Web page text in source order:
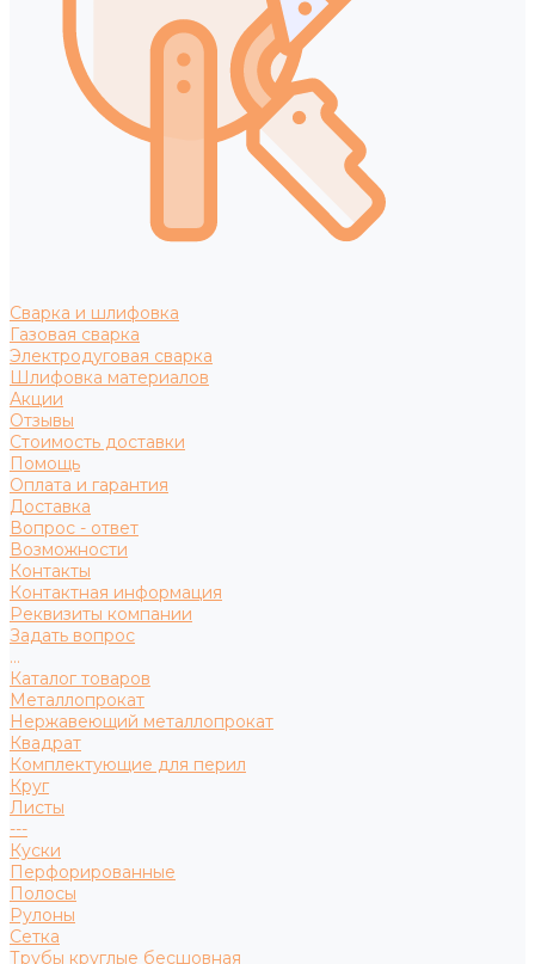
Сварка и шлифовка
Газовая сварка
Электродуговая сварка
Шлифовка материалов
Акции
Отзывы
Стоимость доставки
Помощь
Оплата и гарантия
Доставка
Вопрос - ответ
Возможности
Контакты
Контактная информация
Реквизиты компании
Задать вопрос
...
Каталог товаров
Металлопрокат
Нержавеющий металлопрокат
Квадрат
Комплектующие для перил
Круг
Листы
---
Куски
Перфорированные
Полосы
Рулоны
Сетка
Трубы круглые бесшовная